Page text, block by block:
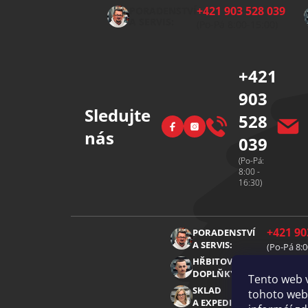
Tento web
tohoto
PORADENSTVÍ+421 903 528 039
Sledujte
nás
FacebookInstagram
+421
903
528
039
(Po-Pá:
8:00 -
16:30)
PORADENSTVÍ
A SERVIS:
+421
(Po-Pá
HŘBITOVNÍ
DOPLŇKY:
(Po-Pá
SKLAD
A EXPEDICE:
+421
(Po-Pá